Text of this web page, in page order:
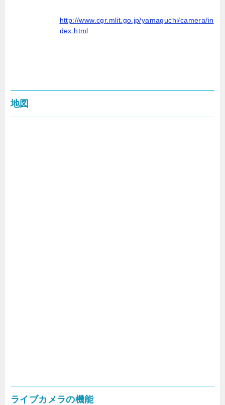
http://www.cgr.mlit.go.jp/yamaguchi/camera/in
dex.html
地図
ライブカメラの機能